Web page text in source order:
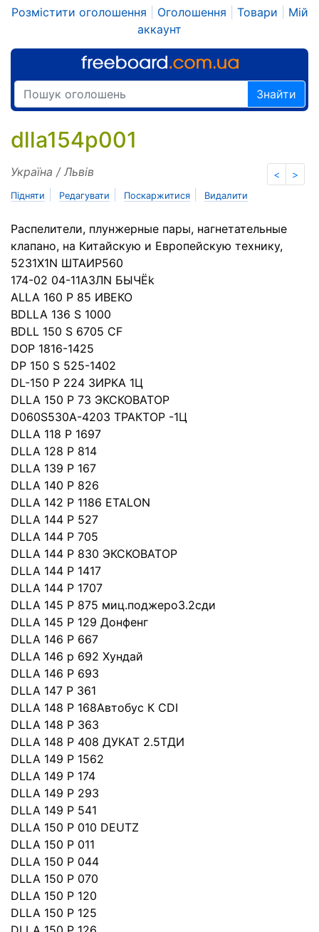
Розмістити оголошення Оголошення Товари
Мій
аккаунт
Знайти
dlla154p001
< >
Україна / Львів
Підняти Редагувати Поскаржитися Видалити
Распелители, плунжерные пары, нагнетательные
клапано, на Китайскую и Европейскую технику,
5231X1N ШТАИР560
174-02 04-11АЗЛN БЫЧЁk
ALLA 160 P 85 ИВЕКО
BDLLA 136 S 1000
BDLL 150 S 6705 CF
DOP 1816-1425
DP 150 S 525-1402
DL-150 P 224 ЗИРКА 1Ц
DLLA 150 P 73 ЭКСКОВАТОР
D060S530A-4203 ТРАКТОР -1Ц
DLLA 118 P 1697
DLLA 128 P 814
DLLA 139 P 167
DLLA 140 P 826
DLLA 142 P 1186 ETALON
DLLA 144 P 527
DLLA 144 P 705
DLLA 144 P 830 ЭКСКОВАТОР
DLLA 144 P 1417
DLLA 144 P 1707
DLLA 145 P 875 миц.поджеро3.2сди
DLLA 145 P 129 Донфенг
DLLA 146 P 667
DLLA 146 p 692 Хундай
DLLA 146 P 693
DLLA 147 P 361
DLLA 148 P 168Автобус К CDI
DLLA 148 P 363
DLLA 148 P 408 ДУКАТ 2.5ТДИ
DLLA 149 P 1562
DLLA 149 P 174
DLLA 149 P 293
DLLA 149 P 541
DLLA 150 P 010 DEUTZ
DLLA 150 P 011
DLLA 150 P 044
DLLA 150 P 070
DLLA 150 P 120
DLLA 150 P 125